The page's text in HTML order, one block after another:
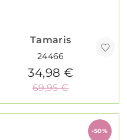
Tamaris
24466
34,98 €
69,95 €
-50%